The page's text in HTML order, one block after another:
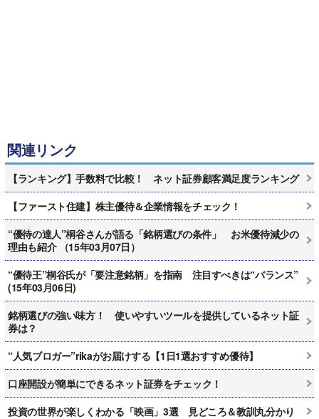
関連リンク
【ランキング】手数料で比較！ ネット証券顧客満足度ランキング
【ファースト住建】株主優待＆企業情報をチェック！
“優待の達人”桐谷さんが語る「銘柄選びの条件」 お米優待減少の
理由も紹介 （15年03月07日）
“優待王”桐谷氏が「要注意銘柄」を指南 注目すべきは“バランス”
(15年03月06日)
銘柄選びの強い味方！ 使いやすいツールを提供しているネット証
券は？
“人気ブロガー”rikaがお届けする【1日1選おすすめ優待】
口座開設が簡単にできるネット証券をチェック！
投資の世界が楽しくわかる「映画」3選 見どころ＆教訓丸分かり